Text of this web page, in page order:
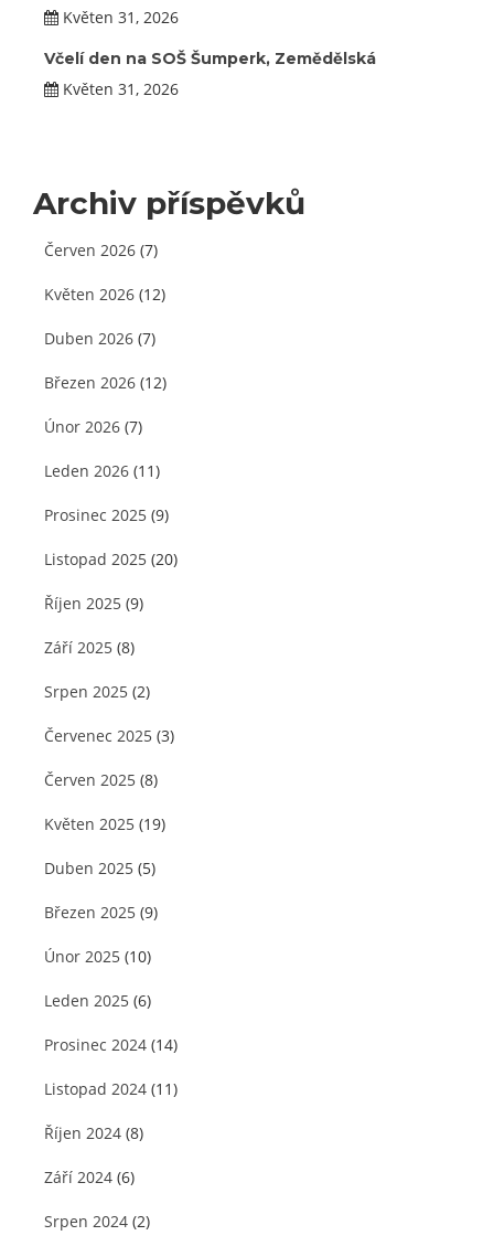
Květen 31, 2026
Včelí den na SOŠ Šumperk, Zemědělská
Květen 31, 2026
Archiv příspěvků
Červen 2026 (7)
Květen 2026 (12)
Duben 2026 (7)
Březen 2026 (12)
Únor 2026 (7)
Leden 2026 (11)
Prosinec 2025 (9)
Listopad 2025 (20)
Říjen 2025 (9)
Září 2025 (8)
Srpen 2025 (2)
Červenec 2025 (3)
Červen 2025 (8)
Květen 2025 (19)
Duben 2025 (5)
Březen 2025 (9)
Únor 2025 (10)
Leden 2025 (6)
Prosinec 2024 (14)
Listopad 2024 (11)
Říjen 2024 (8)
Září 2024 (6)
Srpen 2024 (2)